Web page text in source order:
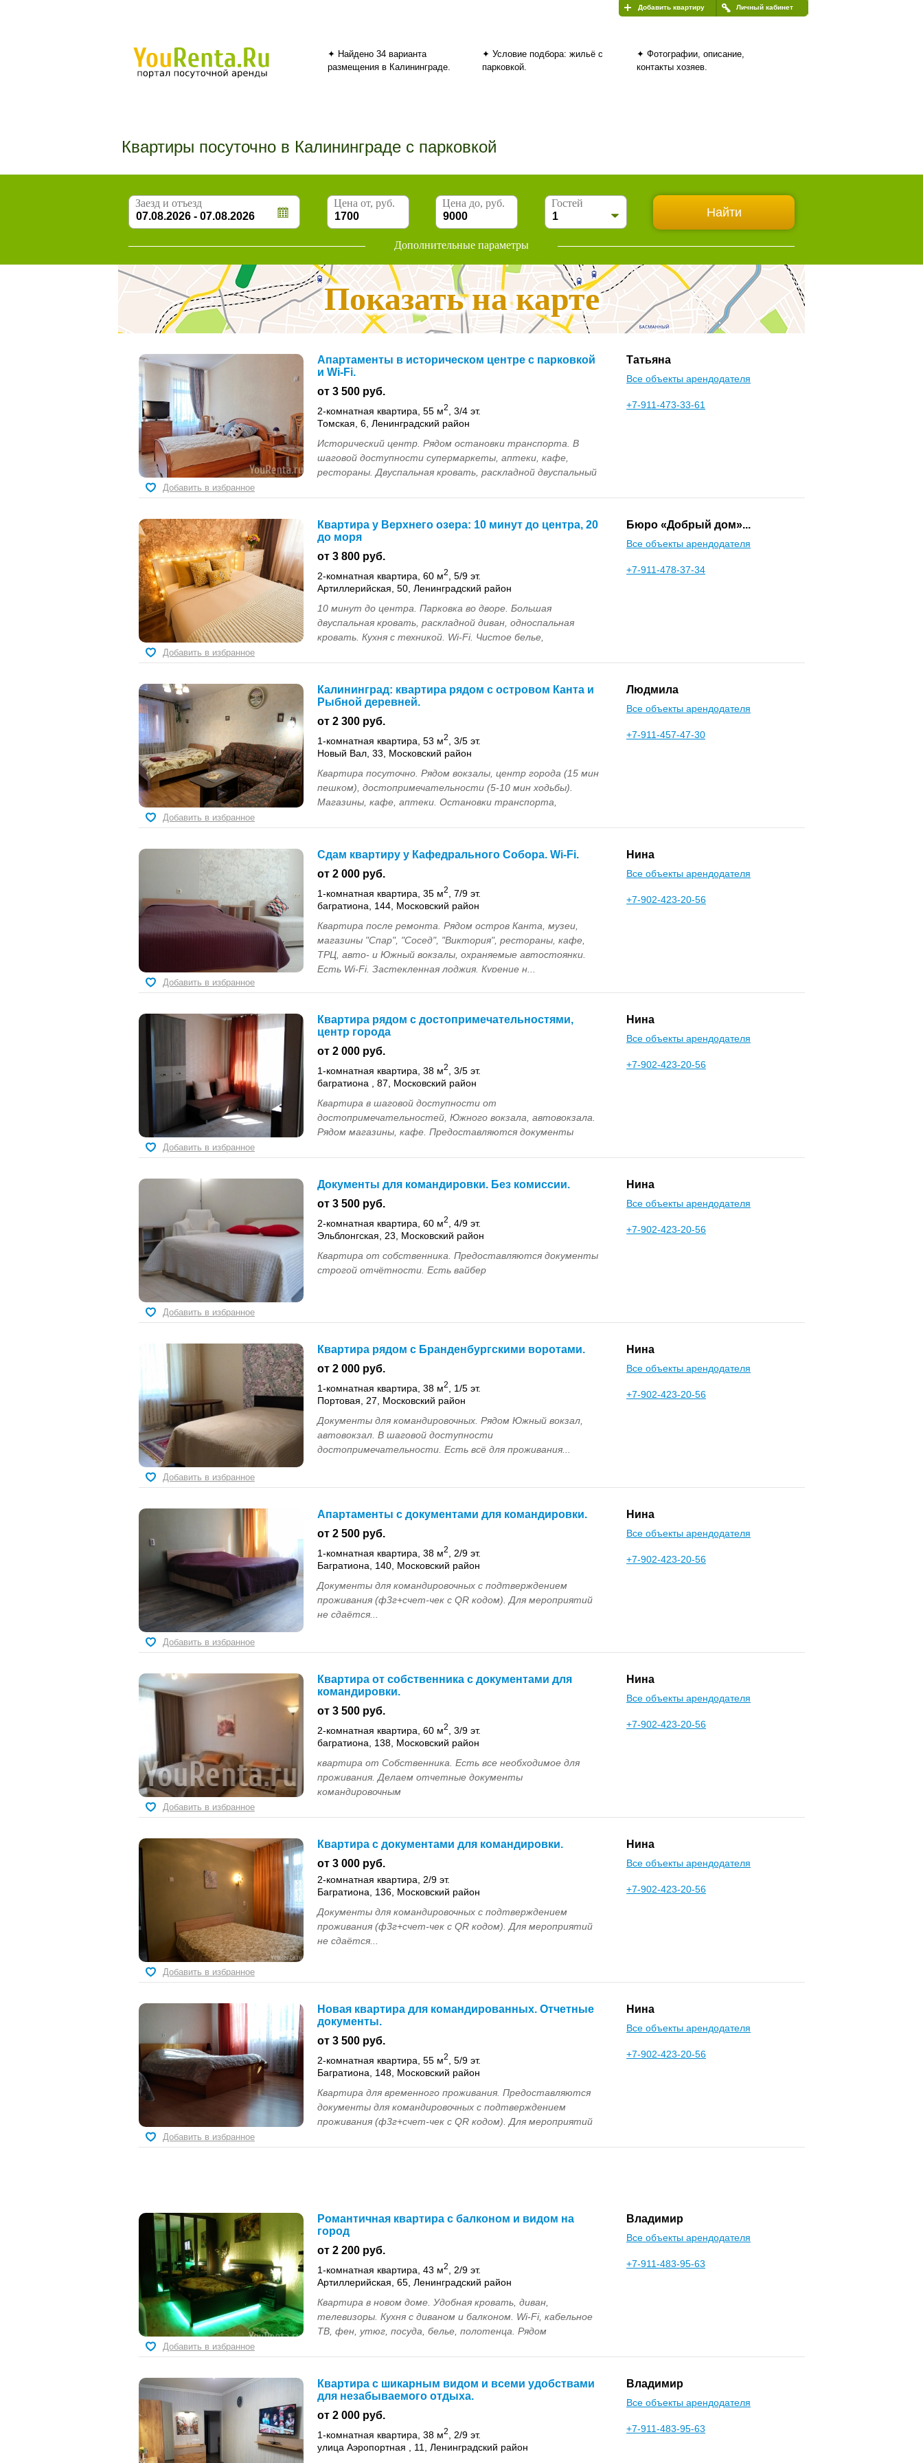
Личный кабинет
Добавить квартиру
✦ Найдено 34 варианта
размещения в Калининграде.
✦ Условие подбора: жильё с
парковкой.
✦ Фотографии, описание,
контакты хозяев.
Квартиры посуточно в Калининграде с парковкой
Заезд и отъезд Цена от, руб. Цена до, руб. Гостей
Дополнительные параметры
Показать на карте
Апартаменты в историческом центре с парковкой
и Wi-Fi.
от 3 500 руб.
2-комнатная квартира, 55 м2
, 3/4 эт.
Томская, 6, Ленинградский район
Исторический центр. Рядом остановки транспорта. В
шаговой доступности супермаркеты, аптеки, кафе,
рестораны. Двуспальная кровать, раскладной двуспальный
Татьяна
Все объекты арендодателя
+7-911-473-33-61
Добавить в избранное
Квартира у Верхнего озера: 10 минут до центра, 20
до моря
от 3 800 руб.
2-комнатная квартира, 60 м2
, 5/9 эт.
Артиллерийская, 50, Ленинградский район
10 минут до центра. Парковка во дворе. Большая
двуспальная кровать, раскладной диван, односпальная
кровать. Кухня с техникой. Wi-Fi. Чистое белье,
Бюро «Добрый дом»...
Все объекты арендодателя
+7-911-478-37-34
Добавить в избранное
Калининград: квартира рядом с островом Канта и
Рыбной деревней.
от 2 300 руб.
1-комнатная квартира, 53 м2
, 3/5 эт.
Новый Вал, 33, Московский район
Квартира посуточно. Рядом вокзалы, центр города (15 мин
пешком), достопримечательности (5-10 мин ходьбы).
Магазины, кафе, аптеки. Остановки транспорта,
Людмила
Все объекты арендодателя
+7-911-457-47-30
Добавить в избранное
Сдам квартиру у Кафедрального Собора. Wi-Fi.
от 2 000 руб.
1-комнатная квартира, 35 м2
, 7/9 эт.
багратиона, 144, Московский район
Квартира после ремонта. Рядом остров Канта, музеи,
магазины "Спар", "Сосед", "Виктория", рестораны, кафе,
ТРЦ, авто- и Южный вокзалы, охраняемые автостоянки.
Есть Wi-Fi. Застекленная лоджия. Курение н...
Нина
Все объекты арендодателя
+7-902-423-20-56
Добавить в избранное
Квартира рядом с достопримечательностями,
центр города
от 2 000 руб.
1-комнатная квартира, 38 м2
, 3/5 эт.
багратиона , 87, Московский район
Квартира в шаговой доступности от
достопримечательностей, Южного вокзала, автовокзала.
Рядом магазины, кафе. Предоставляются документы
Нина
Все объекты арендодателя
+7-902-423-20-56
Добавить в избранное
Документы для командировки. Без комиссии.
от 3 500 руб.
2-комнатная квартира, 60 м2
, 4/9 эт.
Эльблонгская, 23, Московский район
Квартира от собственника. Предоставляются документы
строгой отчётности. Есть вайбер
Нина
Все объекты арендодателя
+7-902-423-20-56
Добавить в избранное
Квартира рядом с Бранденбургскими воротами.
от 2 000 руб.
1-комнатная квартира, 38 м2
, 1/5 эт.
Портовая, 27, Московский район
Документы для командировочных. Рядом Южный вокзал,
автовокзал. В шаговой доступности
достопримечательности. Есть всё для проживания...
Нина
Все объекты арендодателя
+7-902-423-20-56
Добавить в избранное
Апартаменты с документами для командировки.
от 2 500 руб.
1-комнатная квартира, 38 м2
, 2/9 эт.
Багратиона, 140, Московский район
Документы для командировочных с подтверждением
проживания (ф3г+счет-чек с QR кодом). Для мероприятий
не сдаётся...
Нина
Все объекты арендодателя
+7-902-423-20-56
Добавить в избранное
Квартира от собственника с документами для
командировки.
от 3 500 руб.
2-комнатная квартира, 60 м2
, 3/9 эт.
багратиона, 138, Московский район
квартира от Собственника. Есть все необходимое для
проживания. Делаем отчетные документы
командировочным
Нина
Все объекты арендодателя
+7-902-423-20-56
Добавить в избранное
Квартира с документами для командировки.
от 3 000 руб.
2-комнатная квартира, 2/9 эт.
Багратиона, 136, Московский район
Документы для командировочных с подтверждением
проживания (ф3г+счет-чек с QR кодом). Для мероприятий
не сдаётся...
Нина
Все объекты арендодателя
+7-902-423-20-56
Добавить в избранное
Новая квартира для командированных. Отчетные
документы.
от 3 500 руб.
2-комнатная квартира, 55 м2
, 5/9 эт.
Багратиона, 148, Московский район
Квартира для временного проживания. Предоставляются
документы для командировочных с подтверждением
проживания (ф3г+счет-чек с QR кодом). Для мероприятий
Нина
Все объекты арендодателя
+7-902-423-20-56
Добавить в избранное
Романтичная квартира с балконом и видом на
город
от 2 200 руб.
1-комнатная квартира, 43 м2
, 2/9 эт.
Артиллерийская, 65, Ленинградский район
Квартира в новом доме. Удобная кровать, диван,
телевизоры. Кухня с диваном и балконом. Wi-Fi, кабельное
ТВ, фен, утюг, посуда, белье, полотенца. Рядом
Владимир
Все объекты арендодателя
+7-911-483-95-63
Добавить в избранное
Квартира с шикарным видом и всеми удобствами
для незабываемого отдыха.
от 2 000 руб.
1-комнатная квартира, 38 м2
, 2/9 эт.
улица Аэропортная , 11, Ленинградский район
Владимир
Все объекты арендодателя
+7-911-483-95-63